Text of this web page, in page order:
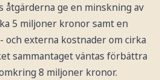
åtgärderna ge en minskning av
5 miljoner kronor samt en
och externa kostnader om cirka
sammantaget väntas förbättra
8 miljoner kronor.